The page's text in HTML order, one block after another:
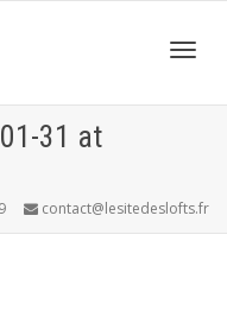
31 at
contact@lesitedeslofts.fr